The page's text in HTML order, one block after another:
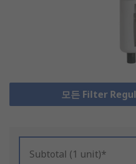
모든 Filter
Subtotal (1 unit)*